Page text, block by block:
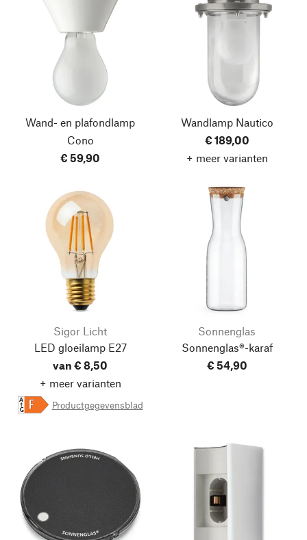
Wand- en plafondlamp
Cono
€ 59,90
Wandlamp Nautico
€ 189,00
+ meer varianten
Sigor Licht
LED gloeilamp E27
van € 8,50
+ meer varianten
F
A
G Productgegevensblad
Sonnenglas
Sonnenglas®-karaf
€ 54,90